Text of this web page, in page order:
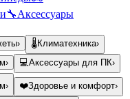
🔧Аксессуары
› 🌡️Климатехника›
› 💻Аксессуары для ПК›
› ❤️Здоровье и комфорт›